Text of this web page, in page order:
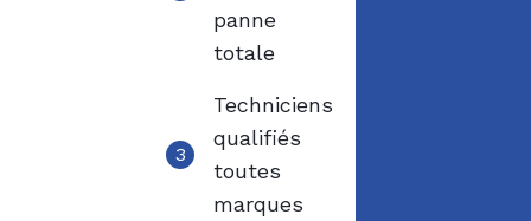
panne
totale
3
Techniciens
qualifiés
toutes
marques